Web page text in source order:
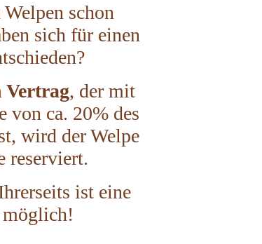
schon
sich für einen
, der mit
von ca. 20% des
wird der Welpe
reserviert.
ist eine